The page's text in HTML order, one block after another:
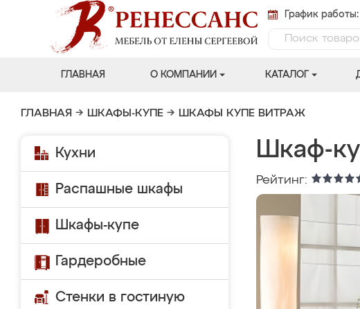
График
ГЛАВНАЯ О КОМПАНИИ КАТАЛОГ
ГЛАВНАЯ → ШКАФЫ-КУПЕ → ШКАФЫ КУПЕ ВИТРАЖ
Кухни
Распашные шкафы
Шкафы-купе
Гардеробные
Стенки в гостиную
Шкаф-
Рейтинг: